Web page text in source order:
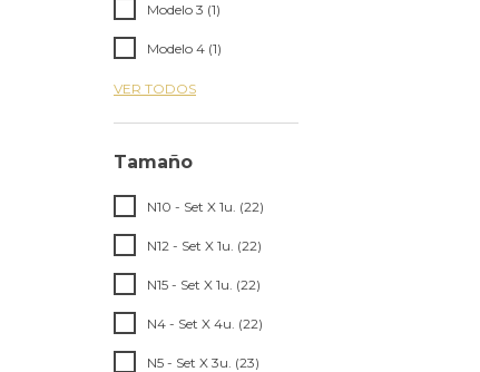
Modelo 3 (1)
Modelo 4 (1)
VER TODOS
Tamaño
N10 - Set X 1u. (22)
N12 - Set X 1u. (22)
N15 - Set X 1u. (22)
N4 - Set X 4u. (22)
N5 - Set X 3u. (23)